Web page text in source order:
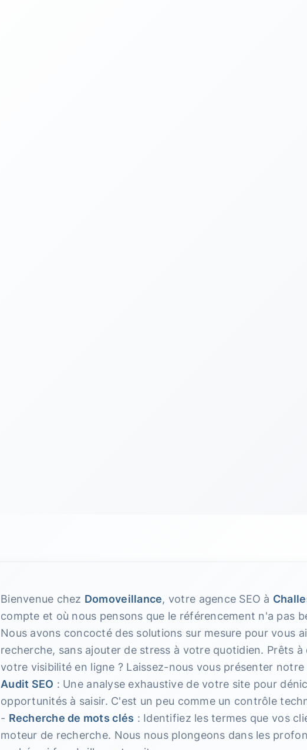
Bienvenue chez Domoveillance, votre agence SEO à
compte et où nous pensons que le référencement n'a pas
Nous avons concocté des solutions sur mesure pour vous
recherche, sans ajouter de stress à votre quotidien. Prêts
votre visibilité en ligne ? Laissez-nous vous présenter notre
Audit SEO : Une analyse exhaustive de votre site pour
opportunités à saisir. C'est un peu comme un contrôle
- Recherche de mots clés : Identifiez les termes que vos
moteur de recherche. Nous nous plongeons dans les